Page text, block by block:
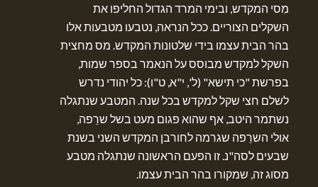
מִסי המקדש, ובימי המרד הגדול החליפו את
השקלים הצוריים. ככל הנראה, נטבעו מטבעות אלו
בהר הבית עצמו בידי שלטונות המקדש. מס מחצית
השקל למקדש מבוסס על הנאמר בספר שמות,
בפרשת "כי תישא" (ל', י"א, ט"ו): כל יהודי נדרש
לשלם חצי שקל למקדש בכל שנה. המטבע שנתגלה
נשתמר היטב, אף שהוא פגום מעט בשל שרֵפה,
אולי השרֵפה שגרמה לחורבן המקדש השני בשנת
שבעים לסה"נ. זו הפעם הראשונה שנתגלה מטבע
מסוג זה, שמקורו בהר הבית עצמו.